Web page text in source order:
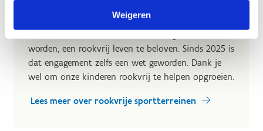
Weigeren
Vlaams Instituut Gezond Leven en Kom op tegen
worden, een rookvrij leven te beloven. Sinds 2025 is
dat engagement zelfs een wet geworden. Dank je
wel om onze kinderen rookvrij te helpen opgroeien.
Lees meer over rookvrije sportterreinen